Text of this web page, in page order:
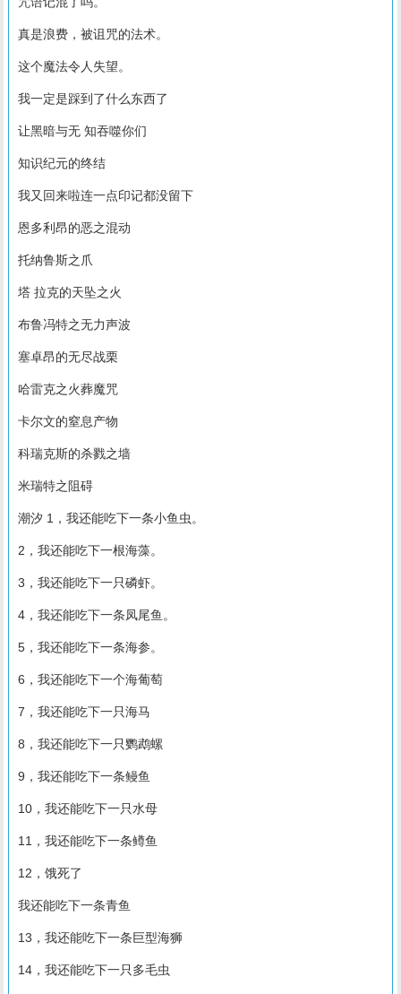
真是浪费，被诅咒的法术。
这个魔法令人失望。
我一定是踩到了什么东西了
让黑暗与无 知吞噬你们
知识纪元的终结
我又回来啦连一点印记都没留下
恩多利昂的恶之混动
托纳鲁斯之爪
塔 拉克的天坠之火
布鲁冯特之无力声波
塞卓昂的无尽战栗
哈雷克之火葬魔咒
卡尔文的窒息产物
科瑞克斯的杀戮之墙
米瑞特之阻碍
潮汐 1，我还能吃下一条小鱼虫。
2，我还能吃下一根海藻。
3，我还能吃下一只磷虾。
4，我还能吃下一条凤尾鱼。
5，我还能吃下一条海参。
6，我还能吃下一个海葡萄
7，我还能吃下一只海马
8，我还能吃下一只鹦鹉螺
9，我还能吃下一条鳗鱼
10，我还能吃下一只水母
11，我还能吃下一条鳟鱼
12，饿死了
我还能吃下一条青鱼
13，我还能吃下一条巨型海狮
14，我还能吃下一只多毛虫